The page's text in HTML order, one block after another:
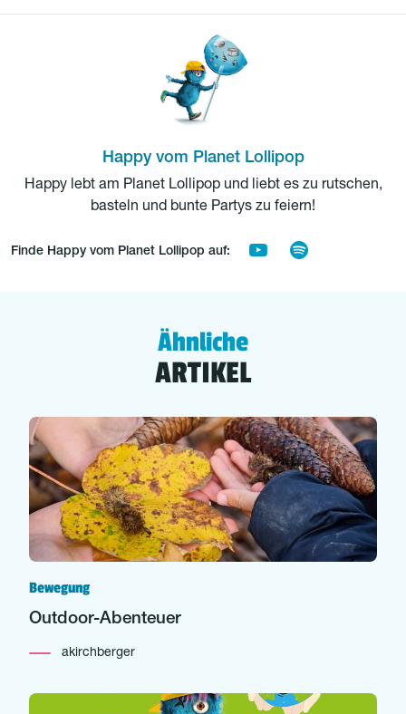
Happy vom Planet Lollipop
Happy lebt am Planet Lollipop und liebt es zu rutschen,
basteln und bunte Partys zu feiern!
Finde Happy vom Planet Lollipop auf:
Ähnliche
ARTIKEL
Bewegung
Outdoor-Abenteuer
akirchberger